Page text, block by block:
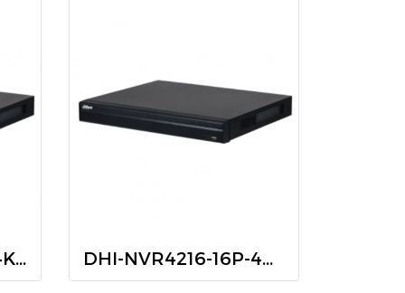
DHI-NVR4208-8P-4KS2/L DHI-NVR4216-16P-4KS2/L